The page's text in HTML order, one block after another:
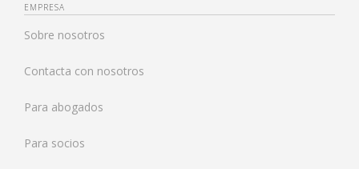
Francia
Países Bajos
Reino Unido
Estados Unidos
EMPRESA
Sobre nosotros
Contacta con nosotros
Para abogados
Para socios